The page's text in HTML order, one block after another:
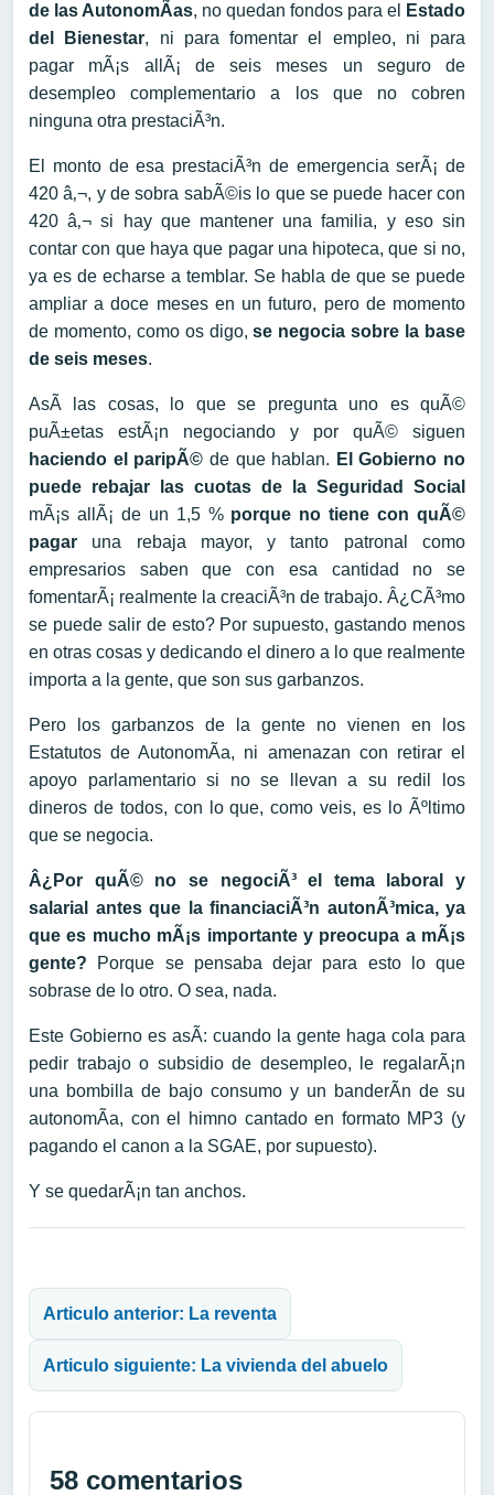
de las AutonomÃ­as, no quedan fondos para el
Estado
del Bienestar, ni para fomentar el empleo, ni para
pagar mÃ¡s allÃ¡ de seis meses un seguro de
desempleo complementario a los que no cobren
ninguna otra prestaciÃ³n.
El monto de esa prestaciÃ³n de emergencia serÃ¡ de
420 â‚¬, y de sobra sabÃ©is lo que se puede hacer con
420 â‚¬ si hay que mantener una familia, y eso sin
contar con que haya que pagar una hipoteca, que si no,
ya es de echarse a temblar. Se habla de que se puede
ampliar a doce meses en un futuro, pero de momento
de momento, como os digo,se negocia sobre la base
de seis meses.
AsÃ­ las cosas, lo que se pregunta uno es quÃ©
puÃ±etas estÃ¡n negociando y por quÃ© siguen
haciendo el paripÃ© de que hablan. El Gobierno no
puede rebajar las cuotas de la Seguridad Social
mÃ¡s allÃ¡ de un 1,5 %porque no tiene con quÃ©
pagar una rebaja mayor, y tanto patronal como
empresarios saben que con esa cantidad no se
fomentarÃ¡ realmente la creaciÃ³n de trabajo. Â¿CÃ³mo
se puede salir de esto? Por supuesto, gastando menos
en otras cosas y dedicando el dinero a lo que realmente
importa a la gente, que son sus garbanzos.
Pero los garbanzos de la gente no vienen en los
Estatutos de AutonomÃ­a, ni amenazan con retirar el
apoyo parlamentario si no se llevan a su redil los
dineros de todos, con lo que, como veis, es lo Ãºltimo
que se negocia.
Â¿Por quÃ© no se negociÃ³ el tema laboral y
salarial antes que la financiaciÃ³n autonÃ³mica, ya
que es mucho mÃ¡s importante y preocupa a mÃ¡s
gente? Porque se pensaba dejar para esto lo que
sobrase de lo otro. O sea, nada.
Este Gobierno es asÃ­: cuando la gente haga cola para
pedir trabajo o subsidio de desempleo, le regalarÃ¡n
una bombilla de bajo consumo y un banderÃ­n de su
autonomÃ­a, con el himno cantado en formato MP3 (y
pagando el canon a la SGAE, por supuesto).
Y se quedarÃ¡n tan anchos.
Articulo anterior: La reventa
Articulo siguiente: La vivienda del abuelo
58 comentarios